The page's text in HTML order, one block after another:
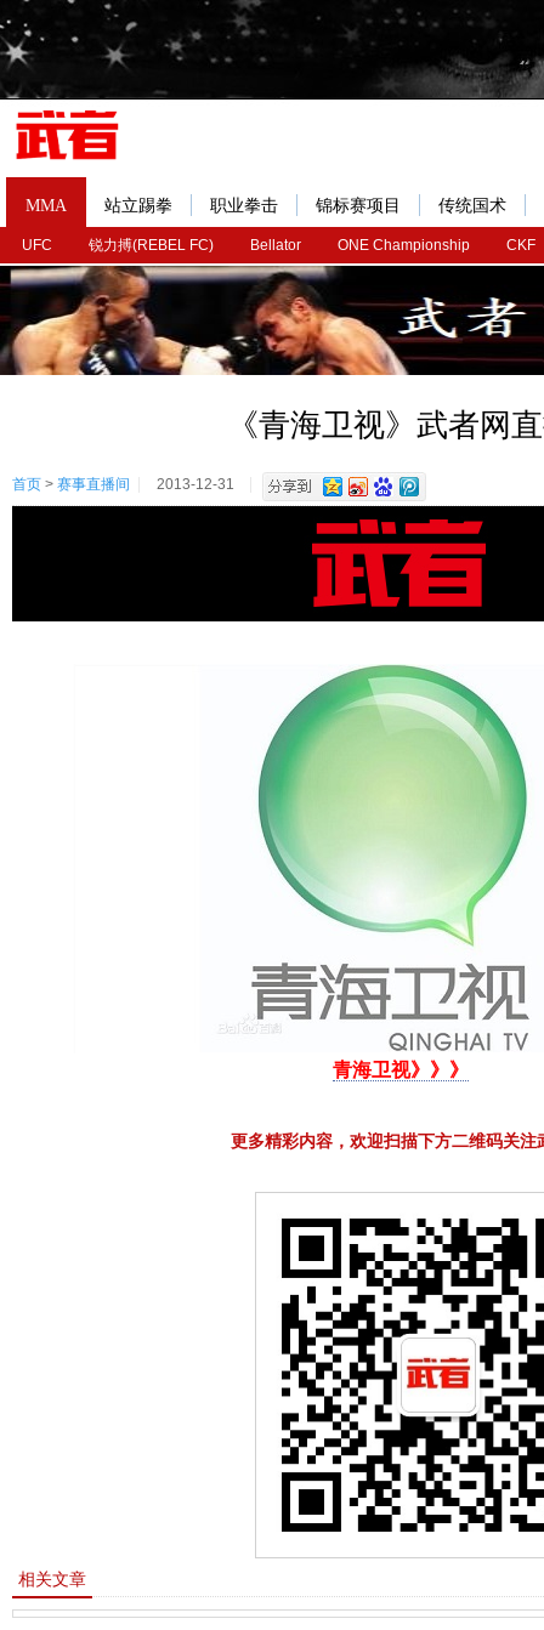
MMA
UFC 锐力搏(REBEL FC) Bellator ONE Championship CKF
站立踢拳 职业拳击 锦标赛项目 传统国术
《青海卫视》武者网
首页 > 赛事直播间 2013-12-31
青海卫视》》》
更多精彩内容，欢迎扫描下方二维码关注
相关文章